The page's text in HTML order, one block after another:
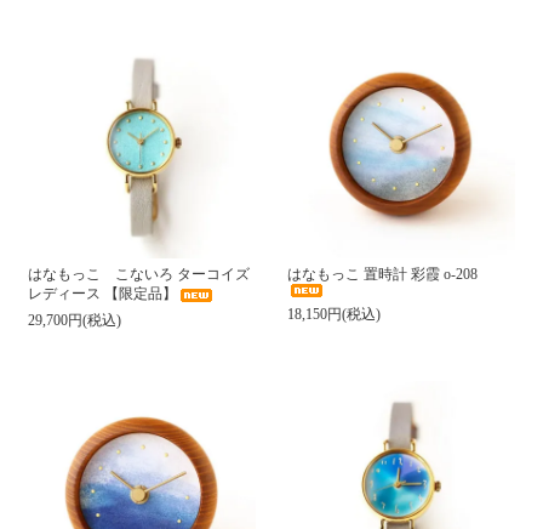
はなもっこ こないろ ターコイズ
レディース 【限定品】
29,700円(税込)
はなもっこ 置時計 彩霞 o-208
18,150円(税込)